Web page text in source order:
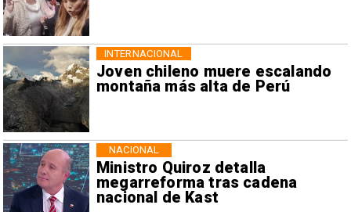
Joven chileno muere escalando
montaña más alta de Perú
INTERNACIONAL
Ministro Quiroz detalla
megarreforma tras cadena
nacional de Kast
NACIONAL